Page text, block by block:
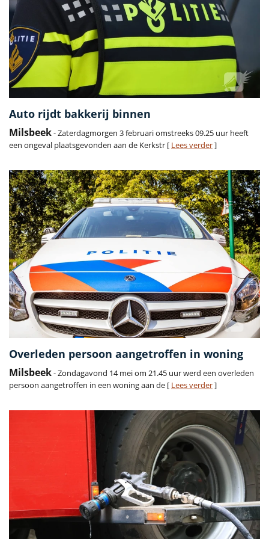
Auto rijdt bakkerij binnen
Milsbeek- Zaterdagmorgen 3 februari omstreeks 09.25 uur heeft
een ongeval plaatsgevonden aan de Kerkstr [ Lees verder]
Overleden persoon aangetroffen in woning
Milsbeek- Zondagavond 14 mei om 21.45 uur werd een overleden
persoon aangetroffen in een woning aan de [ Lees verder]